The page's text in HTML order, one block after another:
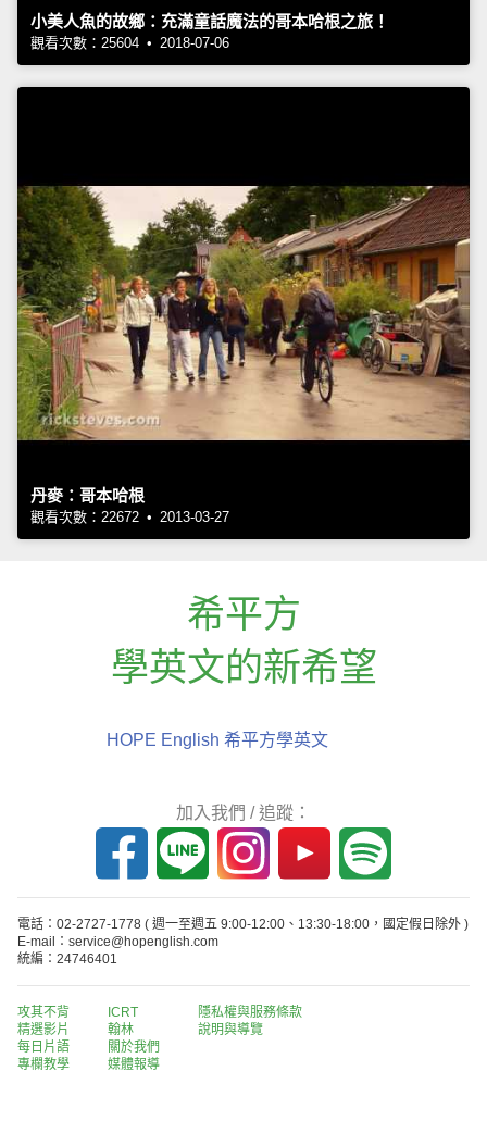
小美人魚的故鄉：充滿童話魔法的哥本哈根之旅！
觀看次數：25604 • 2018-07-06
丹麥：哥本哈根
觀看次數：22672 • 2013-03-27
希平方
學英文的新希望
HOPE English 希平方學英文
加入我們 / 追蹤：
電話：02-2727-1778 ( 週一至週五 9:00-12:00、13:30-18:00，國定假日除外 )
E-mail：service@hopenglish.com
統編：24746401
攻其不背
精選影片
每日片語
專欄教學
ICRT
翰林
關於我們
媒體報導
隱私權與服務條款
說明與導覽